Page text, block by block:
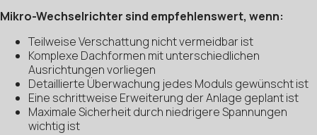
Mikro-Wechselrichter sind empfehlenswert, wenn:
Teilweise Verschattung nicht vermeidbar ist
Komplexe Dachformen mit unterschiedlichen
Ausrichtungen vorliegen
Detaillierte Überwachung jedes Moduls gewünscht ist
Eine schrittweise Erweiterung der Anlage geplant ist
Maximale Sicherheit durch niedrigere Spannungen
wichtig ist